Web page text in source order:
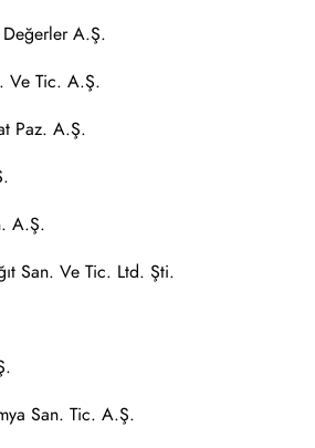
Değerler A.Ş.
Ve Tic. A.Ş.
Paz. A.Ş.
A.Ş.
San. Ve Tic. Ltd. Şti.
San. Tic. A.Ş.